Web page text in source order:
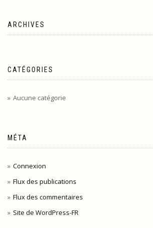
ARCHIVES
CATÉGORIES
Aucune catégorie
MÉTA
Connexion
Flux des publications
Flux des commentaires
Site de WordPress-FR